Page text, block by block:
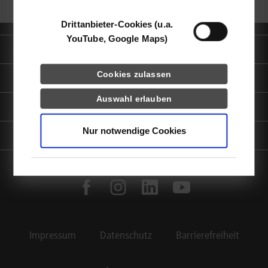
Drittanbieter-Cookies (u.a.
YouTube, Google Maps)
Cookies zulassen
Auswahl erlauben
Nur notwendige Cookies
Informationen für
Portale
facebookinstagramlinkedin youtube
Impressum Datenschutz Barrierefreiheit